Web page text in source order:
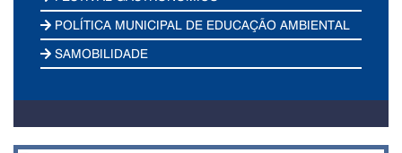
POLÍTICA MUNICIPAL DE EDUCAÇÃO AMBIENTAL
SAMOBILIDADE